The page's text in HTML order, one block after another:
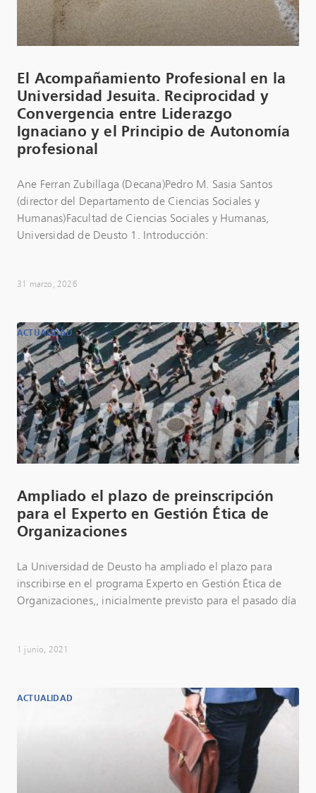
El Acompañamiento Profesional en la
Universidad Jesuita. Reciprocidad y
Convergencia entre Liderazgo
Ignaciano y el Principio de Autonomía
profesional
Ane Ferran Zubillaga (Decana)Pedro M. Sasia Santos
(director del Departamento de Ciencias Sociales y
Humanas)Facultad de Ciencias Sociales y Humanas,
Universidad de Deusto 1. Introducción:
31 marzo, 2026
ACTUALIDAD
Ampliado el plazo de preinscripción
para el Experto en Gestión Ética de
Organizaciones
La Universidad de Deusto ha ampliado el plazo para
inscribirse en el programa Experto en Gestión Ética de
Organizaciones,, inicialmente previsto para el pasado día
1 junio, 2021
ACTUALIDAD